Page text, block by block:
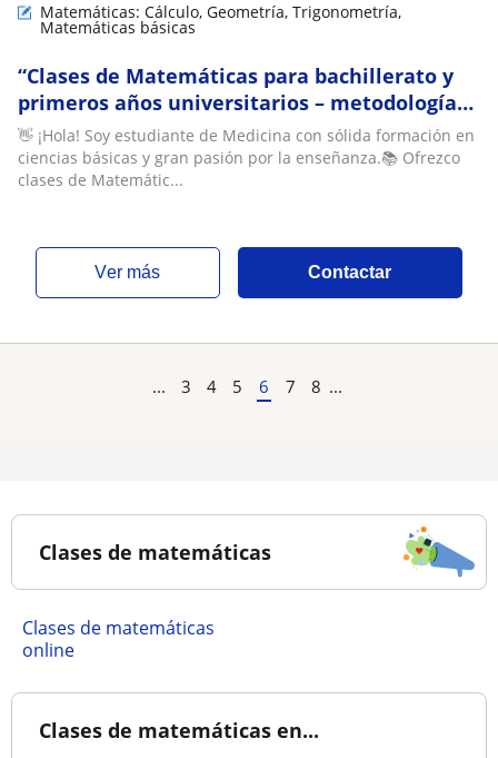
Matemáticas: Cálculo, Geometría, Trigonometría,
Matemáticas básicas
“Clases de Matemáticas para bachillerato y
primeros años universitarios – metodología
práctica y adaptada a ti”
👋 ¡Hola! Soy estudiante de Medicina con sólida formación en
ciencias básicas y gran pasión por la enseñanza.📚 Ofrezco
clases de Matemátic...
ver más Contactar
... 3 4 5 6 7 8 ...
Clases de matemáticas
Clases de matemáticas
online
Clases de matemáticas en...